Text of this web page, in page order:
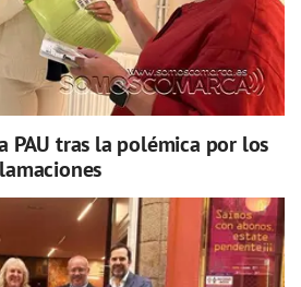
PAU tras la polémica por los